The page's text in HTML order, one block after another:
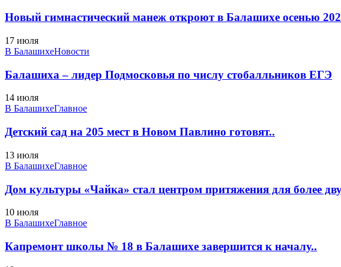
Новый гимнастический манеж откроют в Балашихе осенью
17 июля
В БалашихеНовости
Балашиха – лидер Подмосковья по числу стобалльников ЕГЭ
14 июля
В БалашихеГлавное
Детский сад на 205 мест в Новом Павлино готовят..
13 июля
В БалашихеГлавное
Дом культуры «Чайка» стал центром притяжения для более
10 июля
В БалашихеГлавное
Капремонт школы № 18 в Балашихе завершится к началу..